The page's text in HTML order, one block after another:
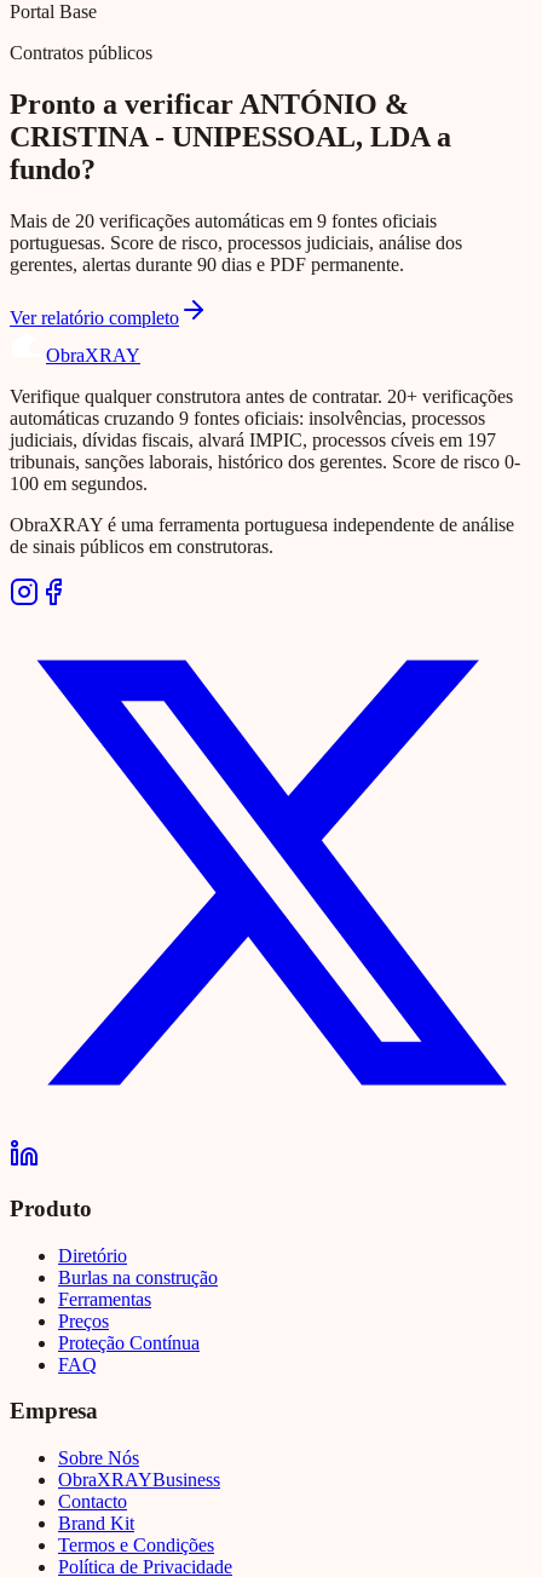
Portal Base
Contratos públicos
Pronto a verificar ANTÓNIO &
CRISTINA - UNIPESSOAL, LDA a
fundo?
Mais de 20 verificações automáticas em 9 fontes oficiais
portuguesas. Score de risco, processos judiciais, análise dos
gerentes, alertas durante 90 dias e PDF permanente.
Ver relatório completo
ObraXRAY
Verifique qualquer construtora antes de contratar. 20+ verificações
automáticas cruzando 9 fontes oficiais: insolvências, processos
judiciais, dívidas fiscais, alvará IMPIC, processos cíveis em 197
tribunais, sanções laborais, histórico dos gerentes. Score de risco 0-
100 em segundos.
ObraXRAY é uma ferramenta portuguesa independente de análise
de sinais públicos em construtoras.
Produto
Diretório
Burlas na construção
Ferramentas
Preços
Proteção Contínua
FAQ
Empresa
Sobre Nós
ObraXRAYBusiness
Contacto
Brand Kit
Termos e Condições
Política de Privacidade